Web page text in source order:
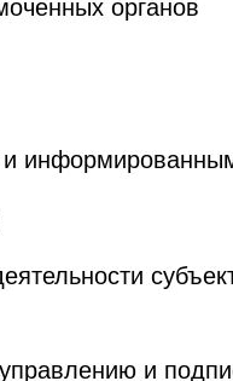
органов
и
и